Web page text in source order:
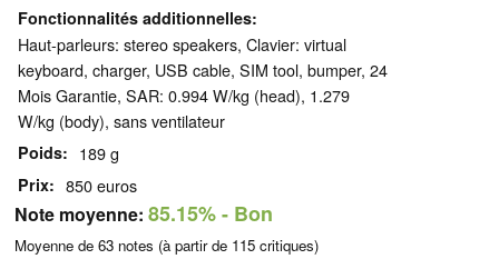
Fonctionnalités additionnelles
Haut-parleurs: stereo speakers, Clavier: virtual
keyboard, charger, USB cable, SIM tool, bumper, 24
Mois Garantie, SAR: 0.994 W/kg (head), 1.279
W/kg (body), sans ventilateur
Poids 189 g
Prix 850 euros
Note moyenne: 85.15%- Bon
Moyenne de 63 notes (à partir de 115 critiques)